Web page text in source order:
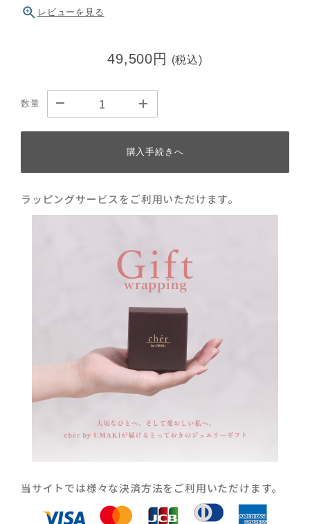
レビューを見る
49,500円 (税込)
数量
購入手続きへ
ラッピングサービスをご利用いただけます。
当サイトでは様々な決済方法をご利用いただけます。